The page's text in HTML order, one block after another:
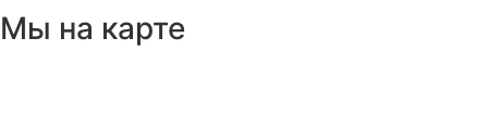
Мы на карте